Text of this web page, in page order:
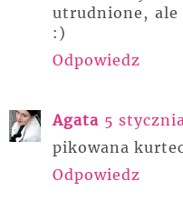
utrudnione,
:)
Odpowiedz
Agata 5
pikowana
Odpowiedz